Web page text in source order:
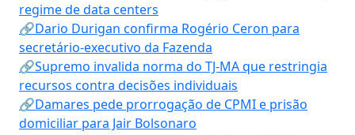
regime de data centers
🔗Dario Durigan confirma Rogério Ceron para
secretário-executivo da Fazenda
🔗Supremo invalida norma do TJ-MA que restringia
recursos contra decisões individuais
🔗Damares pede prorrogação de CPMI e prisão
domiciliar para Jair Bolsonaro